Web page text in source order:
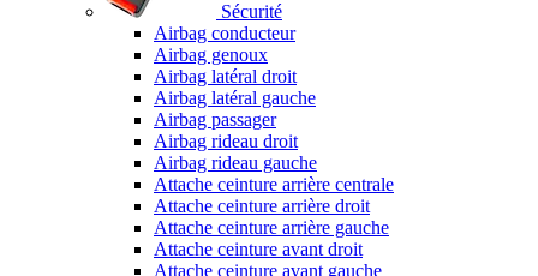
Sécurité
Airbag conducteur
Airbag genoux
Airbag latéral droit
Airbag latéral gauche
Airbag passager
Airbag rideau droit
Airbag rideau gauche
Attache ceinture arrière centrale
Attache ceinture arrière droit
Attache ceinture arrière gauche
Attache ceinture avant droit
Attache ceinture avant gauche